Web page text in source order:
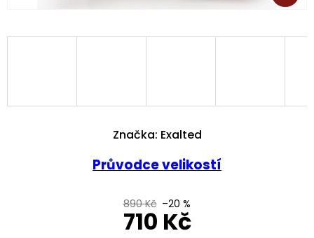
890 Kč –20 %
710 Kč
Průvodce velikostí
Značka: Exalted